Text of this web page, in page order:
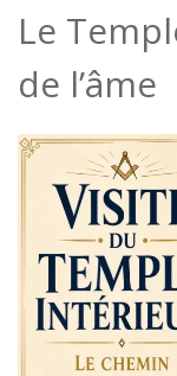
Le
de l’âme